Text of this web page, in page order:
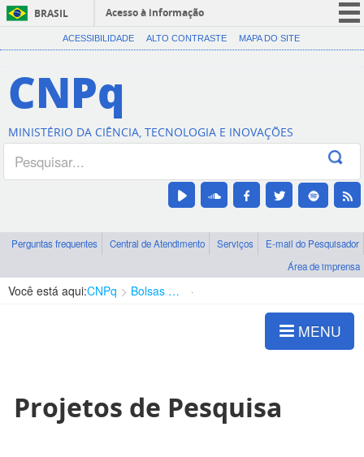
BRASIL
Acesso à informação
CORONAVÍRUS (COVID-19)
Canais
ACESSIBILIDADE ALTO CONTRASTE MAPA DO SITE
CNPq
MINISTÉRIO DA CIÊNCIA, TECNOLOGIA E INOVAÇÕES
Perguntas frequentes Central de Atendimento Serviços
E-mail do Pesquisador
Área de imprensa
Você está aqui:CNPq Bolsas e Auxílios Vigentes
MENU
Projetos de Pesquisa